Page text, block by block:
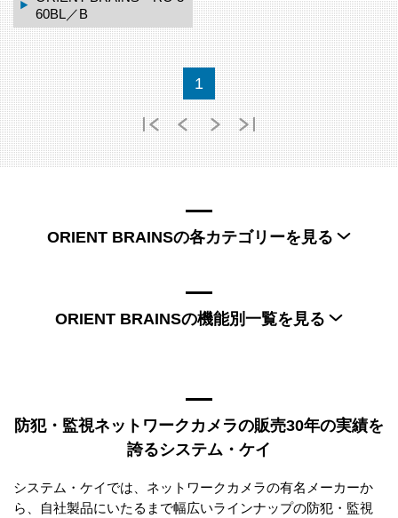
60BL／B
1
ORIENT BRAINSの各カテゴリーを見る
ORIENT BRAINSの機能別一覧を見る
ORIENT BRAINS（バリフォーカルレンズ）
ORIENT BRAINS（PoE）
ORIENT BRAINS（屋外対応）
ORIENT BRAINS（パン・チルト）
防犯・監視ネットワークカメラの販売30年の実績を
誇るシステム・ケイ
システム・ケイでは、ネットワークカメラの有名メーカーか
ら、自社製品にいたるまで幅広いラインナップの防犯・監視